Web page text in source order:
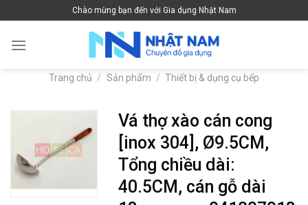
to
content
Chào mừng bạn đến với Gia dụng Nhật Nam
Trang chủ / Sản phẩm / Thiết bị & dụng cụ bếp
Vá thợ xào cán cong
[inox 304], Ø9.5CM,
Tổng chiều dài:
40.5CM, cán gỗ dài